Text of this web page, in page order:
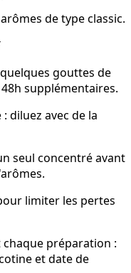
de type classic.
gouttes de
supplémentaires.
diluez avec de la
seul concentré avant
limiter les pertes
préparation :
et date de